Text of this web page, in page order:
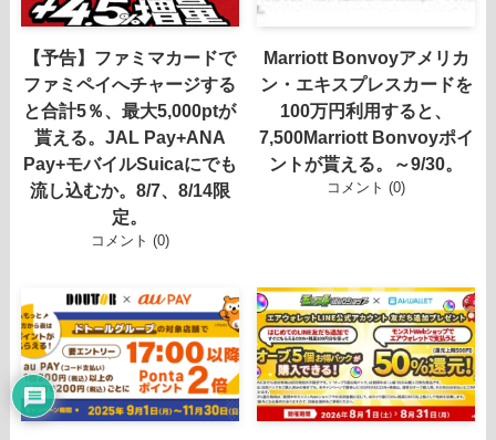
【予告】ファミマカードで
ファミペイへチャージする
と合計5％、最大5,000ptが
貰える。JAL Pay+ANA
Pay+モバイルSuicaにでも
流し込むか。8/7、8/14限
定。
コメント (0)
Marriott Bonvoyアメリカ
ン・エキスプレスカードを
100万円利用すると、
7,500Marriott Bonvoyポイ
ントが貰える。～9/30。
コメント (0)